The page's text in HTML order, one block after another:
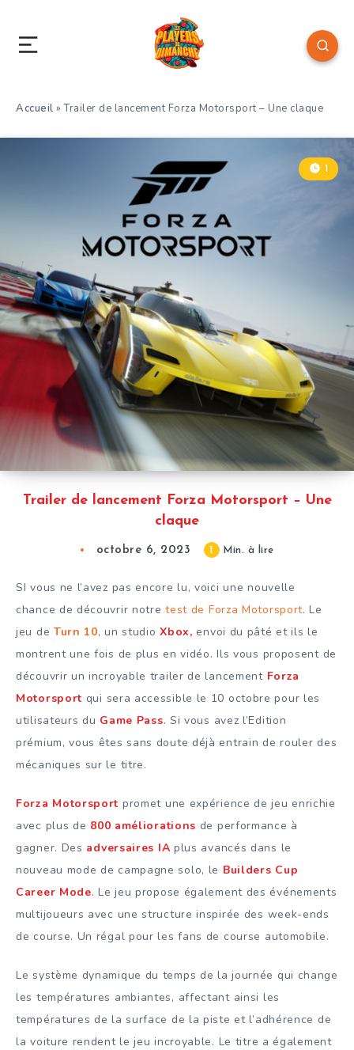
Accueil »Trailer de lancement Forza Motorsport – Une claque
Trailer de lancement Forza Motorsport – Une
claque
1
octobre 6, 2023 1 Min. à lire
SI vous ne l’avez pas encore lu, voici une nouvelle
chance de découvrir notretest de Forza Motorsport. Le
jeu de Turn 10, un studioXbox, envoi du pâté et ils le
montrent une fois de plus en vidéo. Ils vous proposent de
découvrir un incroyable trailer de lancement Forza
Motorsport qui sera accessible le 10 octobre pour les
utilisateurs du Game Pass. Si vous avez l’Edition
prémium, vous êtes sans doute déjà entrain de rouler des
mécaniques sur le titre.
Forza Motorsport promet une expérience de jeu enrichie
avec plus de 800 améliorations de performance à
gagner. Des adversaires IA plus avancés dans le
nouveau mode de campagne solo, le Builders Cup
Career Mode. Le jeu propose également des événements
multijoueurs avec une structure inspirée des week-ends
de course. Un régal pour les fans de course automobile.
Le système dynamique du temps de la journée qui change
les températures ambiantes, affectant ainsi les
températures de la surface de la piste et l’adhérence de
la voiture rendent le jeu incroyable. Le titre a également